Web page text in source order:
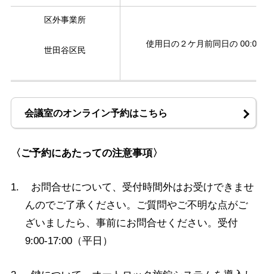
区外事業所
世田谷区民
使用日の２ケ月前同日の 00:00
会議室のオンライン予約はこちら
〈ご予約にあたっての注意事項〉
1. お問合せについて、受付時間外はお受けできませ
んのでご了承ください。ご質問やご不明な点がご
ざいましたら、事前にお問合せください。受付
9:00-17:00（平日）